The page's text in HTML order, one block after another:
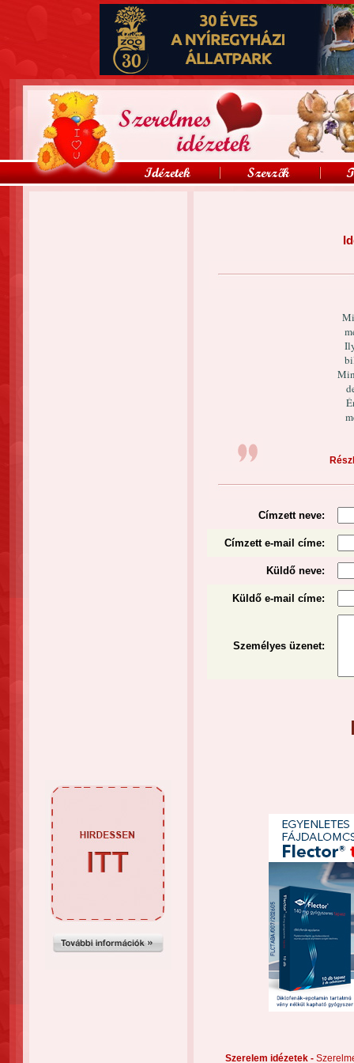
Címzett neve:
Címzett e-mail címe:
Küldő neve:
Küldő e-mail címe:
Személyes üzenet:
Szerelem idézetek -